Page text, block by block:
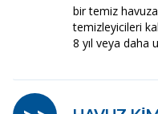
bir temiz
temizleyicileri
8 yıl veya daha